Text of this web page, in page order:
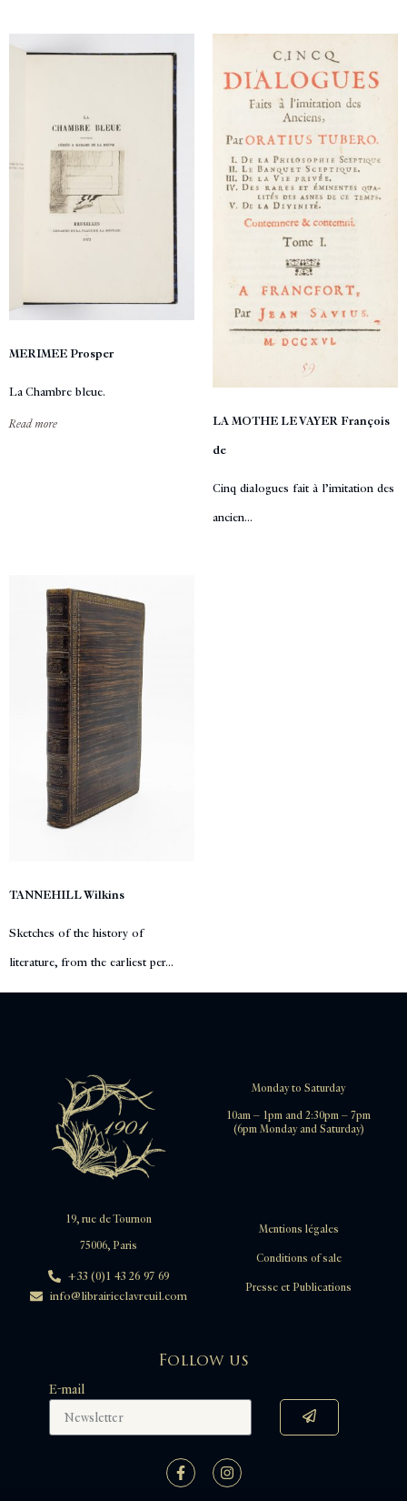
MERIMEE Prosper
La Chambre bleue.
Read more LA MOTHE LE VAYER François
de
Cinq dialogues fait à l’imitation des
ancien...
TANNEHILL Wilkins
Sketches of the history of
literature, from the earliest per...
Monday to Saturday
10am – 1pm and 2:30pm – 7pm
(6pm Monday and Saturday)
19, rue de Tournon
75006, Paris
+33 (0)1 43 26 97 69
info@librairieclavreuil.com
Mentions légales
Conditions of sale
Presse et Publications
Follow us
E-mail